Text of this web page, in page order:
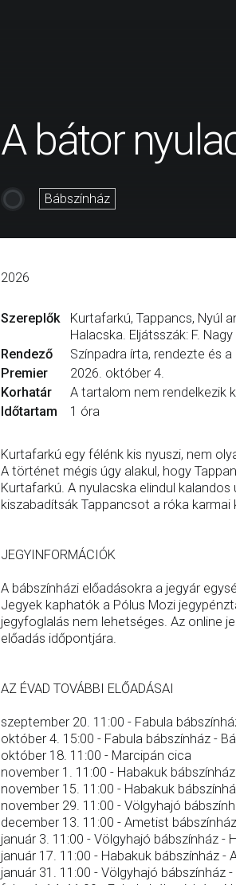
A bátor
Bábszínház
2026
Szereplők
Kurtafarkú, Tappancs, Nyúl
Halacska. Eljátsszák: F.
Rendező
Színpadra írta, rendezte és
Premier
2026. október 4.
Korhatár
A tartalom nem rendelkezik
Időtartam
1 óra
Kurtafarkú egy félénk kis nyuszi, nem
A történet mégis úgy alakul, hogy
Kurtafarkú. A nyulacska elindul
kiszabadítsák Tappancsot a róka
JEGYINFORMÁCIÓK
A bábszínházi előadásokra a jegyár
Jegyek kaphatók a Pólus Mozi
jegyfoglalás nem lehetséges. Az online
előadás időpontjára.
AZ ÉVAD TOVÁBBI ELŐADÁSAI
szeptember 20. 11:00 - Fabula
október 4. 15:00 - Fabula bábszínház -
október 18. 11:00 - Marcipán cica
november 1. 11:00 - Habakuk
november 15. 11:00 - Habakuk
november 29. 11:00 - Völgyhajó
december 13. 11:00 - Ametist
január 3. 11:00 - Völgyhajó bábszínház -
január 17. 11:00 - Habakuk bábszínház -
január 31. 11:00 - Völgyhajó bábszínház